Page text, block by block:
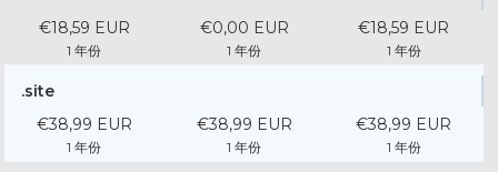
€18,59 EUR
1 年份
€0,00 EUR
1 年份
€18,59 EUR
1 年份
.site
€38,99 EUR
1 年份
€38,99 EUR
1 年份
€38,99 EUR
1 年份